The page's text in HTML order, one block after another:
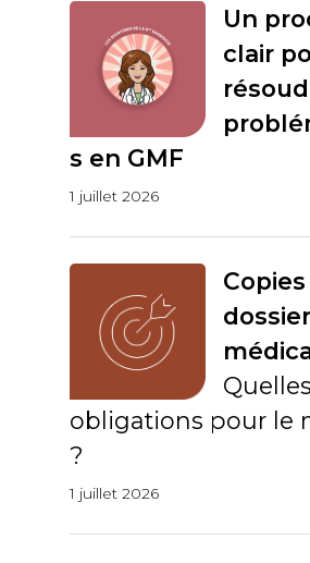
Un
clair
s en GMF
1 juillet 2026
Quelles
obligations pour le
?
1 juillet 2026